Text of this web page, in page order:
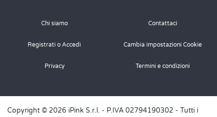
Chi siamo Contattaci
Registrati o Accedi Cambia impostazioni Cookie
Privacy Termini e condizioni
Copyright © 2026 iPink S.r.l. - P.IVA 02794190302 - Tutti i